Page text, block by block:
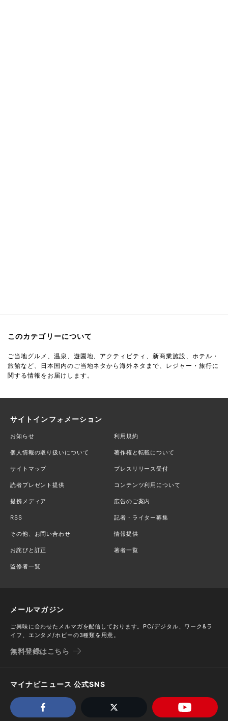
このカテゴリーについて
ご当地グルメ、温泉、遊園地、アクティビティ、新商業施設、ホテル・
旅館など、日本国内のご当地ネタから海外ネタまで、レジャー・旅行に
関する情報をお届けします。
サイトインフォメーション
お知らせ 利用規約
個人情報の取り扱いについて 著作権と転載について
サイトマップ プレスリリース受付
読者プレゼント提供 コンテンツ利用について
提携メディア 広告のご案内
RSS 記者・ライター募集
その他、お問い合わせ 情報提供
お詫びと訂正 著者一覧
監修者一覧
メールマガジン
ご興味に合わせたメルマガを配信しております。PC/デジタル、ワーク&ラ
イフ、エンタメ/ホビーの3種類を用意。
無料登録はこちら
マイナビニュース 公式SNS